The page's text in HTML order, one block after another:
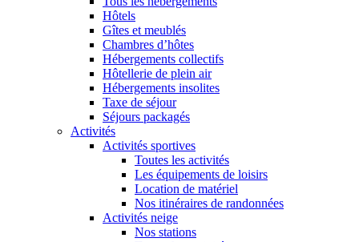
Hôtels
Gîtes et meublés
Chambres d’hôtes
Hébergements collectifs
Hôtellerie de plein air
Hébergements insolites
Taxe de séjour
Séjours packagés
Activités
Activités sportives
Toutes les activités
Les équipements de loisirs
Location de matériel
Nos itinéraires de randonnées
Activités neige
Nos stations